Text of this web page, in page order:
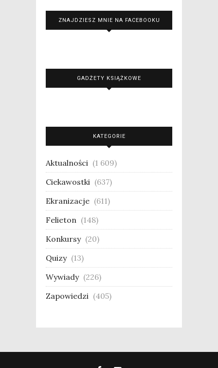
ZNAJDZIESZ MNIE NA FACEBOOKU
GADŻETY KSIĄŻKOWE
KATEGORIE
Aktualności (1 609)
Ciekawostki (637)
Ekranizacje (611)
Felieton (148)
Konkursy (20)
Quizy (13)
Wywiady (226)
Zapowiedzi (405)